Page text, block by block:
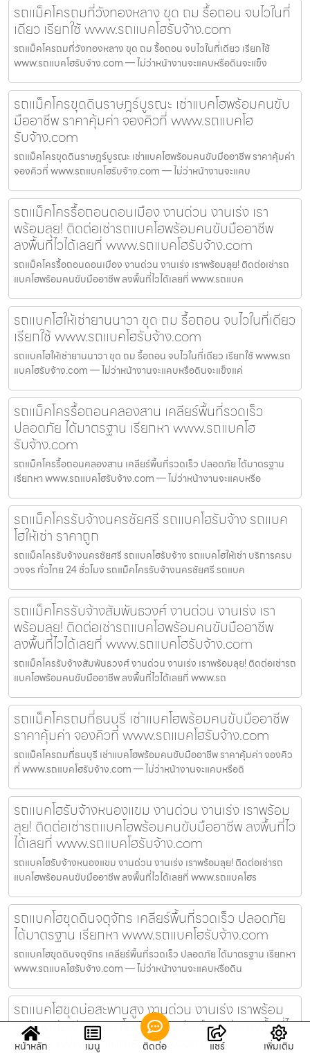
รถแม็คโครถมที่วังทองหลาง ขุด ถม รื้อถอน จบไวในที่
เดียว เรียกใช้ www.รถแบคโฮรับจ้าง.com
รถแม็คโครถมที่วังทองหลาง ขุด ถม รื้อถอน จบไวในที่เดียว เรียกใช้
www.รถแบคโฮรับจ้าง.com — ไม่ว่าหน้างานจะแคบหรือดินจะแข็ง
รถแม็คโครขุดดินราษฎร์บูรณะ เช่าแบคโฮพร้อมคนขับ
มืออาชีพ ราคาคุ้มค่า จองคิวที่ www.รถแบคโฮ
รับจ้าง.com
รถแม็คโครขุดดินราษฎร์บูรณะ เช่าแบคโฮพร้อมคนขับมืออาชีพ ราคาคุ้มค่า
จองคิวที่ www.รถแบคโฮรับจ้าง.com — ไม่ว่าหน้างานจะแคบ
รถแม็คโครรื้อถอนดอนเมือง งานด่วน งานเร่ง เรา
พร้อมลุย! ติดต่อเช่ารถแบคโฮพร้อมคนขับมืออาชีพ
ลงพื้นที่ไวได้เลยที่ www.รถแบคโฮรับจ้าง.com
รถแม็คโครรื้อถอนดอนเมือง งานด่วน งานเร่ง เราพร้อมลุย! ติดต่อเช่ารถ
แบคโฮพร้อมคนขับมืออาชีพ ลงพื้นที่ไวได้เลยที่ www.รถแบค
รถแบคโฮให้เช่ายานนาวา ขุด ถม รื้อถอน จบไวในที่เดียว
เรียกใช้ www.รถแบคโฮรับจ้าง.com
รถแบคโฮให้เช่ายานนาวา ขุด ถม รื้อถอน จบไวในที่เดียว เรียกใช้ www.รถ
แบคโฮรับจ้าง.com — ไม่ว่าหน้างานจะแคบหรือดินจะแข็งแค่
รถแม็คโครรื้อถอนคลองสาน เคลียร์พื้นที่รวดเร็ว
ปลอดภัย ได้มาตรฐาน เรียกหา www.รถแบคโฮ
รับจ้าง.com
รถแม็คโครรื้อถอนคลองสาน เคลียร์พื้นที่รวดเร็ว ปลอดภัย ได้มาตรฐาน
เรียกหา www.รถแบคโฮรับจ้าง.com — ไม่ว่าหน้างานจะแคบหรือ
รถแม็คโครรับจ้างนครชัยศรี รถแบคโฮรับจ้าง รถแบค
โฮให้เช่า ราคาถูก
รถแม็คโครรับจ้างนครชัยศรี รถแบคโฮรับจ้าง รถแบคโฮให้เช่า บริการครบ
วงจร ทั่วไทย 24 ชั่วโมง รถแม็คโครรับจ้างนครชัยศรี รถแบค
รถแม็คโครรับจ้างสัมพันธวงศ์ งานด่วน งานเร่ง เรา
พร้อมลุย! ติดต่อเช่ารถแบคโฮพร้อมคนขับมืออาชีพ
ลงพื้นที่ไวได้เลยที่ www.รถแบคโฮรับจ้าง.com
รถแม็คโครรับจ้างสัมพันธวงศ์ งานด่วน งานเร่ง เราพร้อมลุย! ติดต่อเช่ารถ
แบคโฮพร้อมคนขับมืออาชีพ ลงพื้นที่ไวได้เลยที่ www.รถ
รถแม็คโครถมที่ธนบุรี เช่าแบคโฮพร้อมคนขับมืออาชีพ
ราคาคุ้มค่า จองคิวที่ www.รถแบคโฮรับจ้าง.com
รถแม็คโครถมที่ธนบุรี เช่าแบคโฮพร้อมคนขับมืออาชีพ ราคาคุ้มค่า จองคิว
ที่ www.รถแบคโฮรับจ้าง.com — ไม่ว่าหน้างานจะแคบหรือดิ
รถแบคโฮรับจ้างหนองแขม งานด่วน งานเร่ง เราพร้อม
ลุย! ติดต่อเช่ารถแบคโฮพร้อมคนขับมืออาชีพ ลงพื้นที่ไว
ได้เลยที่ www.รถแบคโฮรับจ้าง.com
รถแบคโฮรับจ้างหนองแขม งานด่วน งานเร่ง เราพร้อมลุย! ติดต่อเช่ารถ
แบคโฮพร้อมคนขับมืออาชีพ ลงพื้นที่ไวได้เลยที่ www.รถแบคโฮร
รถแบคโฮขุดดินจตุจักร เคลียร์พื้นที่รวดเร็ว ปลอดภัย
ได้มาตรฐาน เรียกหา www.รถแบคโฮรับจ้าง.com
รถแบคโฮขุดดินจตุจักร เคลียร์พื้นที่รวดเร็ว ปลอดภัย ได้มาตรฐาน เรียกหา
www.รถแบคโฮรับจ้าง.com — ไม่ว่าหน้างานจะแคบหรือดิน
รถแบคโฮขุดบ่อสะพานสูง งานด่วน งานเร่ง เราพร้อม
ลุย! ติดต่อเช่ารถแบคโฮพร้อมคนขับมืออาชีพ ลงพื้นที่ไว
ได้เลยที่ www.รถแบคโฮรับจ้าง.com
หน้าหลัก เมนู ติดต่อ แชร์ เพิ่มเติม